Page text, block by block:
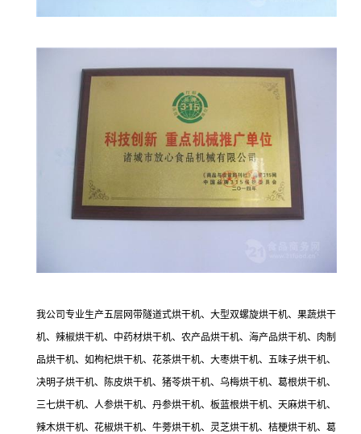
我公司专业生产五层网带隧道式烘干机、大型双螺旋烘干机、果蔬烘干
机、辣椒烘干机、中药材烘干机、农产品烘干机、海产品烘干机、肉制
品烘干机、如枸杞烘干机、花茶烘干机、大枣烘干机、五味子烘干机、
决明子烘干机、陈皮烘干机、猪苓烘干机、乌梅烘干机、葛根烘干机、
三七烘干机、人参烘干机、丹参烘干机、板蓝根烘干机、天麻烘干机、
辣木烘干机、花椒烘干机、牛蒡烘干机、灵芝烘干机、桔梗烘干机、葛